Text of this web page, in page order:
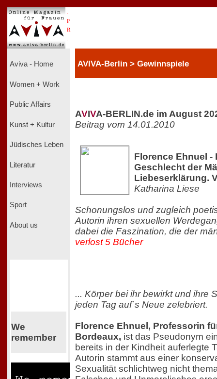
P
R
Aviva - Home
Women + Work
Public Affairs
Kunst + Kultur
Jüdisches Leben
Literatur
Interviews
Sport
About us
We
remember
AVIVA-Berlin > Gewinnspiele
AVIVA-BERLIN.de im August
Beitrag vom 14.01.2010
Florence Ehnuel -
Geschlecht der
Liebeserklärung.
Katharina Liese
Schonungslos und zugleich
Autorin ihren sexuellen
dabei die Faszination, die der
verlost 5 Bücher
... Körper bei ihr bewirkt und ihre
jeden Tag auf`s Neue zelebriert.
Florence Ehnuel, Professorin
Bordeaux, ist das Pseudonym
bereits in der Kindheit auferlegte
Autorin stammt aus einer
Sexualität schlichtweg nicht